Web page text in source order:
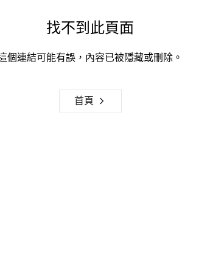
找不到此頁面
個連結可能有誤，內容已被隱藏或刪除。
首頁